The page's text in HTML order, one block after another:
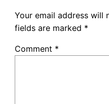
Your email address will
fields are marked *
Comment *